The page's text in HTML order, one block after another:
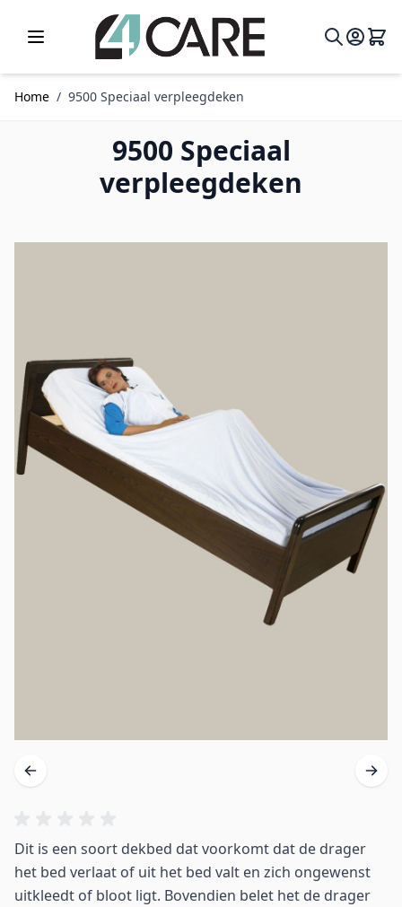
Ga naar de inhoud
Home / 9500 Speciaal verpleegdeken
9500 Speciaal
verpleegdeken
Dit is een soort dekbed dat voorkomt dat de drager
het bed verlaat of uit het bed valt en zich ongewenst
uitkleedt of bloot ligt. Bovendien belet het de drager